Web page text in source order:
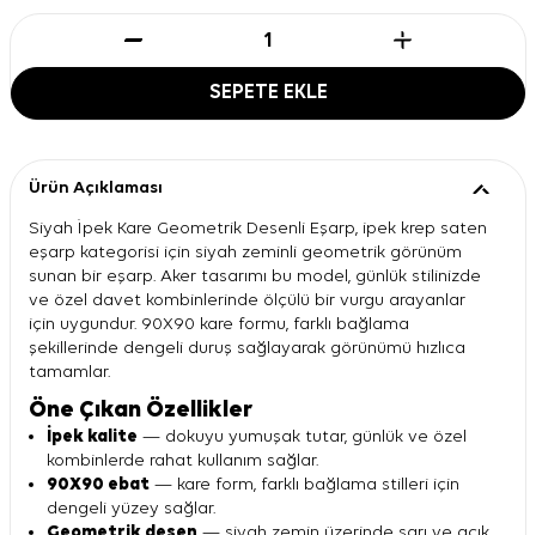
SEPETE EKLE
Ürün Açıklaması
Siyah İpek Kare Geometrik Desenli Eşarp, ipek krep saten
eşarp kategorisi için siyah zeminli geometrik görünüm
sunan bir eşarp. Aker tasarımı bu model, günlük stilinizde
ve özel davet kombinlerinde ölçülü bir vurgu arayanlar
için uygundur. 90X90 kare formu, farklı bağlama
şekillerinde dengeli duruş sağlayarak görünümü hızlıca
tamamlar.
Öne Çıkan Özellikler
İpek kalite — dokuyu yumuşak tutar, günlük ve özel
kombinlerde rahat kullanım sağlar.
90X90 ebat — kare form, farklı bağlama stilleri için
dengeli yüzey sağlar.